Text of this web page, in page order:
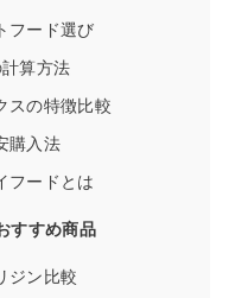
フード選び
算方法
スの特徴比較
購入法
フードとは
すすめ商品
ジン比較